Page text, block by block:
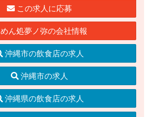
この求人に応募
めん処夢ノ弥の会社情報
沖縄市の飲食店の求人
沖縄市の求人
沖縄県の飲食店の求人